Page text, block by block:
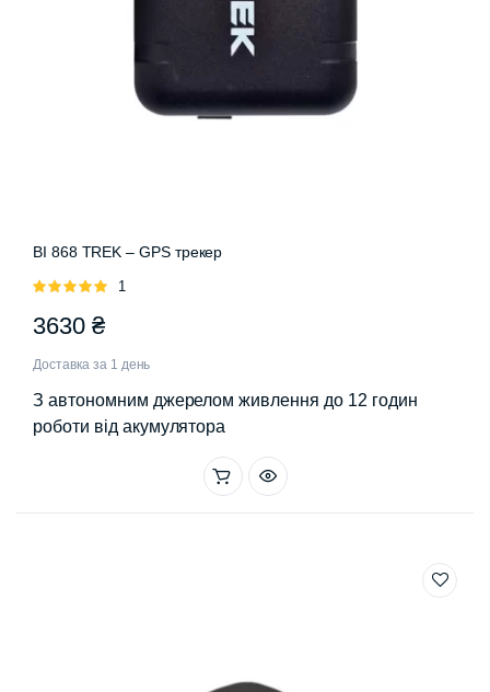
BI 868 TREK – GPS трекер
Оцінено
1
3630 ₴
Доставка за 1 день
З автономним джерелом живлення до 12 годин
роботи від акумулятора